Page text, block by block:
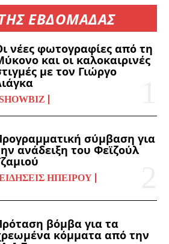
ΤΗΣ ΕΒΔΟΜΑΔΑΣ
νέες φωτογραφίες από τη
και οι καλοκαιρινές
με τον Γιώργο
σύμβαση για
ανάδειξη του Φεϊζούλ
ΗΠΕΊΡΟΥ
βόμβα για τα
κόμματα από την